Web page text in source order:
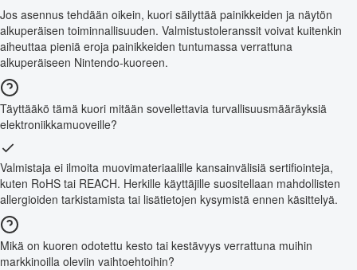
Jos asennus tehdään oikein, kuori säilyttää painikkeiden ja näytön
alkuperäisen toiminnallisuuden. Valmistustoleranssit voivat kuitenkin
aiheuttaa pieniä eroja painikkeiden tuntumassa verrattuna
alkuperäiseen Nintendo-kuoreen.
Täyttääkö tämä kuori mitään sovellettavia turvallisuusmääräyksiä
elektroniikkamuoveille?
Valmistaja ei ilmoita muovimateriaalille kansainvälisiä sertifiointeja,
kuten RoHS tai REACH. Herkille käyttäjille suositellaan mahdollisten
allergioiden tarkistamista tai lisätietojen kysymistä ennen käsittelyä.
Mikä on kuoren odotettu kesto tai kestävyys verrattuna muihin
markkinoilla oleviin vaihtoehtoihin?